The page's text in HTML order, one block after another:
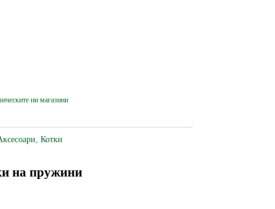
,Котки
на пружини